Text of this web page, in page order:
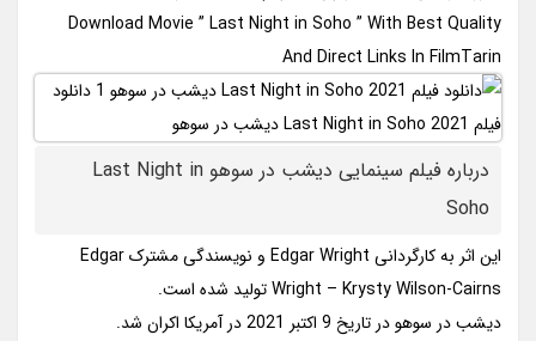
Download Movie ” Last Night in Soho ” With Best Quality
And Direct Links In FilmTarin
درباره فیلم سینمایی دیشب در سوهو Last Night in
Soho
این اثر به کارگردانی Edgar Wright و نویسندگی مشترک Edgar
Wright – Krysty Wilson-Cairns تولید شده است.
دیشب در سوهو در تاریخ 9 اکتبر 2021 در آمریکا اکران شد.